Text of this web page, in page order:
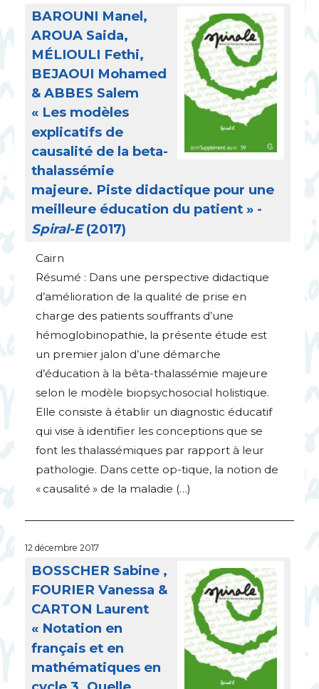
BAROUNI Manel,
AROUA Saida,
MÉLIOULI Fethi,
BEJAOUI Mohamed
&ABBES Salem
« Les modèles
explicatifs de
causalité de la beta-
thalassémie
majeure. Piste didactique pour une
meilleure éducation du patient » -
Spiral-E(2017)
Cairn
Résumé : Dans une perspective didactique
d’amélioration de la qualité de prise en
charge des patients souffrants d’une
hémoglobinopathie, la présente étude est
un premier jalon d’une démarche
d’éducation à la bêta-thalassémie majeure
selon le modèle biopsychosocial holistique.
Elle consiste à établir un diagnostic éducatif
qui vise à identifier les conceptions que se
font les thalassémiques par rapport à leur
pathologie. Dans cette op-tique, la notion de
« causalité » de la maladie (…)
12 décembre 2017
BOSSCHER Sabine ,
FOURIER Vanessa &
CARTON Laurent
« Notation en
français et en
mathématiques en